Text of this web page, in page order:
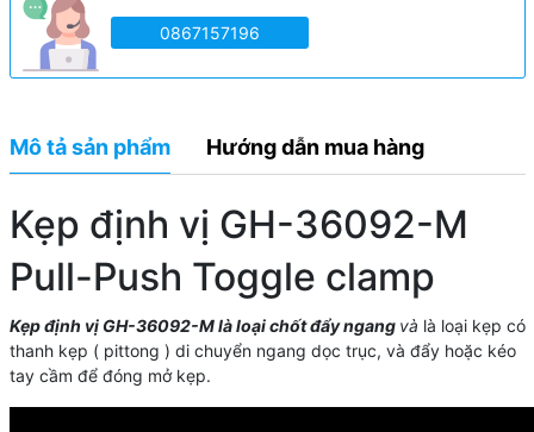
0867157196
Mô tả sản phẩm Hướng dẫn mua hàng
Kẹp định vị GH-36092-M
Pull-Push Toggle clamp
Kẹp định vị GH-36092-M là loại chốt đẩy ngang và là loại kẹp có
thanh kẹp ( pittong ) di chuyển ngang dọc trục, và đẩy hoặc kéo
tay cầm để đóng mở kẹp.